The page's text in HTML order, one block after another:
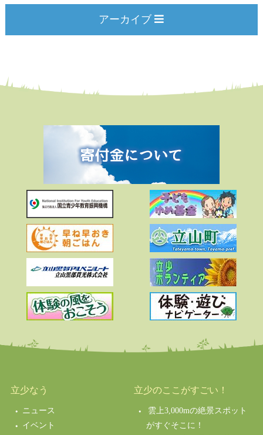
アーカイブ
立少なう
ニュース
イベント
立少のここがすごい！
雲上3,000mの絶景スポット
がすぐそこに！